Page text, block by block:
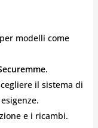
modelli come
.
il sistema di
e i ricambi.